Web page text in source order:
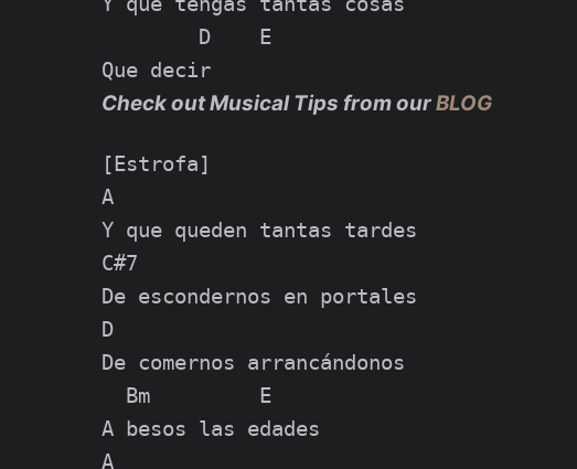
        D    E
Check out Musical Tips from ourBLOG
[Estrofa]
A
Y que queden tantas tardes
C#7
De escondernos en portales
D
De comernos arrancándonos
  Bm         E
A besos las edades
A